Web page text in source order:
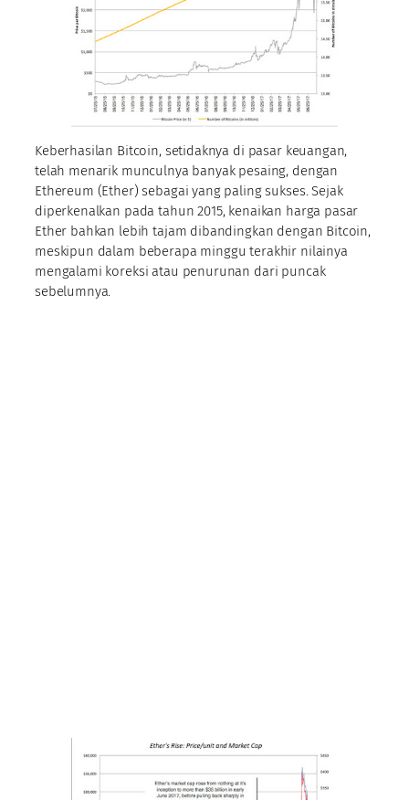
Keberhasilan Bitcoin, setidaknya di pasar keuangan,
telah menarik munculnya banyak pesaing, dengan
Ethereum (Ether) sebagai yang paling sukses. Sejak
diperkenalkan pada tahun 2015, kenaikan harga pasar
Ether bahkan lebih tajam dibandingkan dengan Bitcoin,
meskipun dalam beberapa minggu terakhir nilainya
mengalami koreksi atau penurunan dari puncak
sebelumnya.